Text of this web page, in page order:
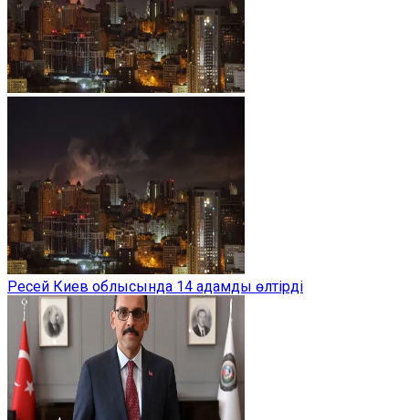
Ресей Киев облысында 14 адамды өлтірді